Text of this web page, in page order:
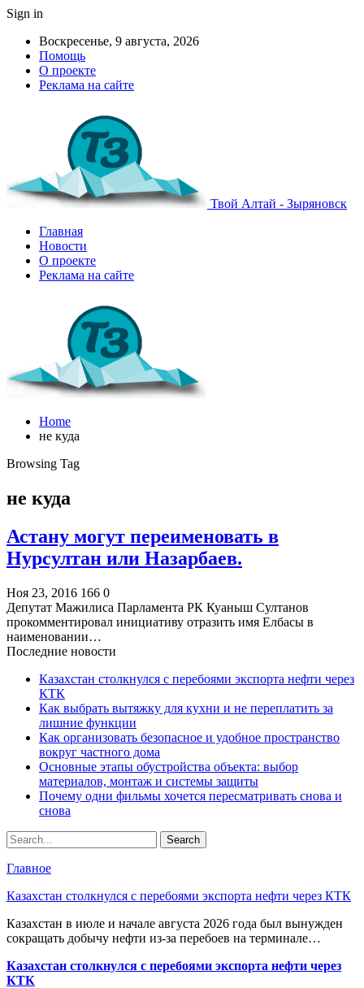
Sign in
Воскресенье, 9 августа, 2026
Помощь
О проекте
Реклама на сайте
Твой Алтай - Зыряновск
Главная
Новости
О проекте
Реклама на сайте
Home
не куда
Browsing Tag
не куда
Астану могут переименовать в
Нурсултан или Назарбаев.
Ноя 23, 2016 166 0
Депутат Мажилиса Парламента РК Куаныш Султанов
прокомментировал инициативу отразить имя Елбасы в
наименовании…
Последние новости
Казахстан столкнулся с перебоями экспорта нефти через
КТК
Как выбрать вытяжку для кухни и не переплатить за
лишние функции
Как организовать безопасное и удобное пространство
вокруг частного дома
Основные этапы обустройства объекта: выбор
материалов, монтаж и системы защиты
Почему одни фильмы хочется пересматривать снова и
снова
Главное
Казахстан столкнулся с перебоями экспорта нефти через КТК
Казахстан в июле и начале августа 2026 года был вынужден
сокращать добычу нефти из-за перебоев на терминале…
Казахстан столкнулся с перебоями экспорта нефти через
КТК